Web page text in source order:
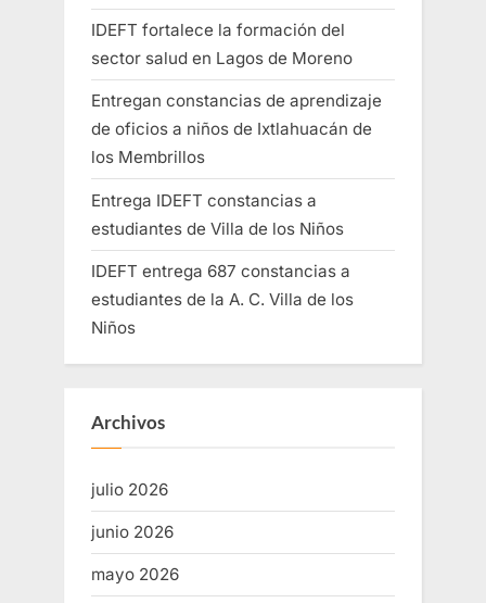
IDEFT fortalece la formación del
sector salud en Lagos de Moreno
Entregan constancias de aprendizaje
de oficios a niños de Ixtlahuacán de
los Membrillos
Entrega IDEFT constancias a
estudiantes de Villa de los Niños
IDEFT entrega 687 constancias a
estudiantes de la A. C. Villa de los
Niños
Archivos
julio 2026
junio 2026
mayo 2026